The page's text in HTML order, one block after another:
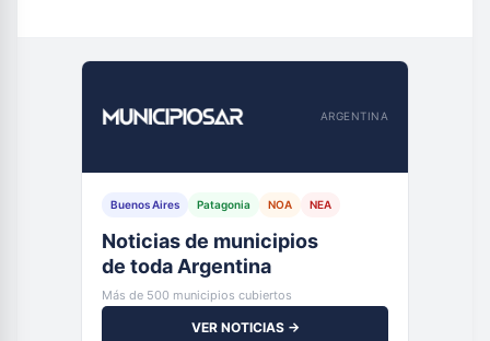
ARGENTINA
Buenos Aires Patagonia NOA NEA
Noticias de municipios
de toda Argentina
Más de 500 municipios cubiertos
VER NOTICIAS →